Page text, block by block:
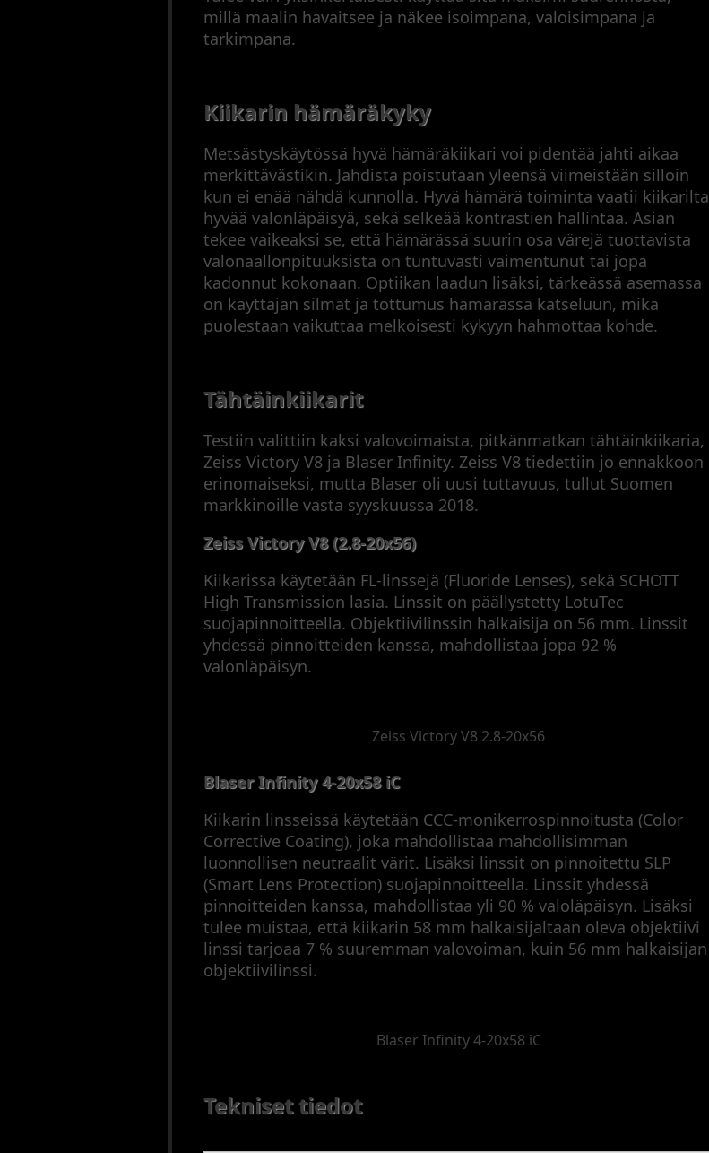
millä maalin havaitsee ja näkee isoimpana, valoisimpana ja
tarkimpana.
Kiikarin hämäräkyky
Metsästyskäytössä hyvä hämäräkiikari voi pidentää jahti aikaa
merkittävästikin. Jahdista poistutaan yleensä viimeistään silloin
kun ei enää nähdä kunnolla. Hyvä hämärä toiminta vaatii kiikarilta
hyvää valonläpäisyä, sekä selkeää kontrastien hallintaa. Asian
tekee vaikeaksi se, että hämärässä suurin osa värejä tuottavista
valonaallonpituuksista on tuntuvasti vaimentunut tai jopa
kadonnut kokonaan. Optiikan laadun lisäksi, tärkeässä asemassa
on käyttäjän silmät ja tottumus hämärässä katseluun, mikä
puolestaan vaikuttaa melkoisesti kykyyn hahmottaa kohde.
Tähtäinkiikarit
Testiin valittiin kaksi valovoimaista, pitkänmatkan tähtäinkiikaria,
Zeiss Victory V8 ja Blaser Infinity. Zeiss V8 tiedettiin jo ennakkoon
erinomaiseksi, mutta Blaser oli uusi tuttavuus, tullut Suomen
markkinoille vasta syyskuussa 2018.
Zeiss Victory V8 (2.8-20x56)
Kiikarissa käytetään FL-linssejä (Fluoride Lenses), sekä SCHOTT
High Transmission lasia. Linssit on päällystetty LotuTec
suojapinnoitteella. Objektiivilinssin halkaisija on 56 mm. Linssit
yhdessä pinnoitteiden kanssa, mahdollistaa jopa 92 %
valonläpäisyn.
Zeiss Victory V8 2.8-20x56
Blaser Infinity 4-20x58 iC
Kiikarin linsseissä käytetään CCC-monikerrospinnoitusta (Color
Corrective Coating), joka mahdollistaa mahdollisimman
luonnollisen neutraalit värit. Lisäksi linssit on pinnoitettu SLP
(Smart Lens Protection) suojapinnoitteella. Linssit yhdessä
pinnoitteiden kanssa, mahdollistaa yli 90 % valoläpäisyn. Lisäksi
tulee muistaa, että kiikarin 58 mm halkaisijaltaan oleva objektiivi
linssi tarjoaa 7 % suuremman valovoiman, kuin 56 mm halkaisijan
objektiivilinssi.
Blaser Infinity 4-20x58 iC
Tekniset tiedot